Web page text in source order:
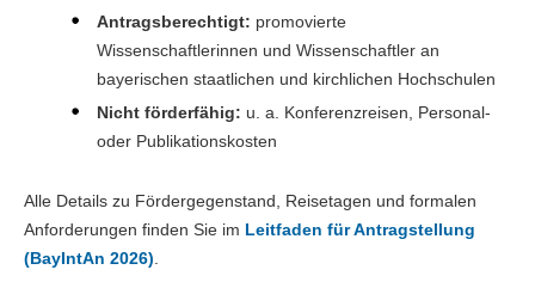
Antragsberechtigt: promovierte
Wissenschaftlerinnen und Wissenschaftler an
bayerischen staatlichen und kirchlichen Hochschulen
Nicht förderfähig: u. a. Konferenzreisen, Personal-
oder Publikationskosten
Alle Details zu Fördergegenstand, Reisetagen und formalen
Anforderungen finden Sie im Leitfaden für Antragstellung
(BayIntAn 2026)